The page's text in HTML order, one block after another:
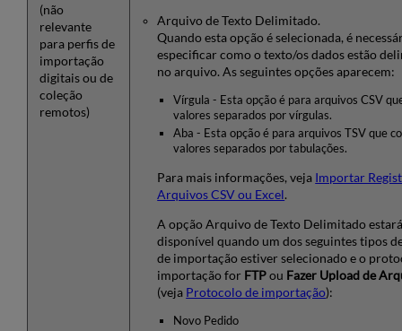
(não
relevante
para perfis de
importação
digitais ou de
coleção
remotos)
Arquivo de Texto Delimitado.
Quando esta opção é selecionada, é
especificar como o texto/os dados estão
no arquivo. As seguintes opções aparecem:
Vírgula - Esta opção é para arquivos CSV
valores separados por vírgulas.
Aba - Esta opção é para arquivos TSV que
valores separados por tabulações.
Para mais informações, veja Importar
Arquivos CSV ou Excel.
A opção Arquivo de Texto Delimitado
disponível quando um dos seguintes tipos
de importação estiver selecionado e o
importação for FTPou Fazer Upload de
(veja Protocolo de importação):
Novo Pedido